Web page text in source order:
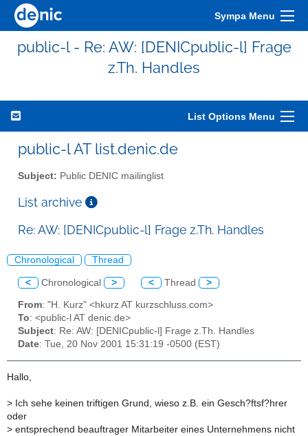
Sympa Menu
public-l - Re: AW: [DENICpublic-l] Frage
z.Th. Handles
List Options Menu
public-l AT list.denic.de
Subject: Public DENIC mailinglist
List archive
Re: AW: [DENICpublic-l] Frage z.Th. Handles
Chronological Thread
< Chronological > < Thread >
From: "H. Kurz" <hkurz AT kurzschluss.com>
To: <public-l AT denic.de>
Subject: Re: AW: [DENICpublic-l] Frage z.Th. Handles
Date: Tue, 20 Nov 2001 15:31:19 -0500 (EST)
Hallo,
> Ich sehe keinen triftigen Grund, wieso z.B. ein Gesch?ftsf?hrer
oder
> entsprechend beauftrager Mitarbeiter eines Unternehmens nicht